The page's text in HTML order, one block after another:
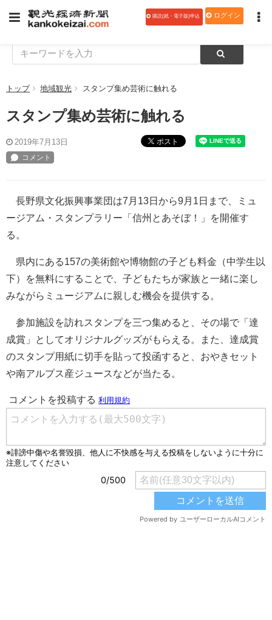
購読(紙・電子版)申込 ログイン
トップ 地域観光 スタンプ集め芸術に触れる
スタンプ集め芸術に触れる
2019年7月13日 ポスト
長野県文化振興事業団は7月13日から9月1日まで、ミュ
ージアム・スタンプラリー「信州とあそぼ！」を開催す
る。
県内にある157の美術館や博物館の子ども料金（中学生以
下）を無料にすることで、子どもたちが家族と一緒に楽し
みながらミュージアムに親しむ機会を提供する。
参加施設を訪れスタンプを三つ集めると、その場で「達
成賞」としてオリジナルグッズがもらえる。また、達成賞
のスタンプ用紙に切手を貼って投函すると、おやきセット
や南アルプス産ジュースなどが当たる。